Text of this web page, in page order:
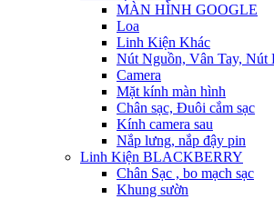
MÀN HÌNH GOOGLE
Loa
Linh Kiện Khác
Nút Nguồn, Vân Tay, Nút
Camera
Mặt kính màn hình
Chân sạc, Đuôi cắm sạc
Kính camera sau
Nắp lưng, nắp đậy pin
Linh Kiện BLACKBERRY
Chân Sạc , bo mạch sạc
Khung sườn